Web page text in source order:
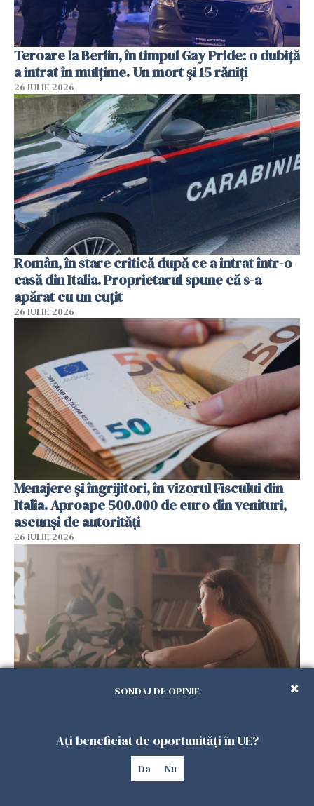
Teroare la Berlin, în timpul Gay Pride: o dubiță
a intrat în mulțime. Un mort și 15 răniți
26 IULIE 2026
Român, în stare critică după ce a intrat într-o
casă din Italia. Proprietarul spune că s-a
apărat cu un cuțit
26 IULIE 2026
Menajere și îngrijitori, în vizorul Fiscului din
Italia. Aproape 500.000 de euro din venituri,
ascunși de autorități
26 IULIE 2026
imigranți
SONDAJ DE OPINIE
Ați beneficiat de oportunități în UE?
Da Nu